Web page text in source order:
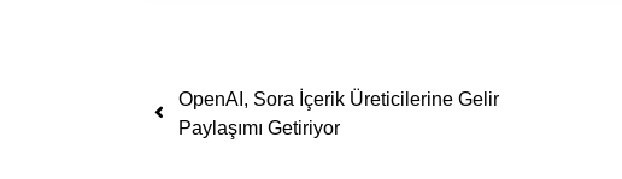
Yazı dolaşımı
OpenAI, Sora İçerik Üreticilerine Gelir
Paylaşımı Getiriyor